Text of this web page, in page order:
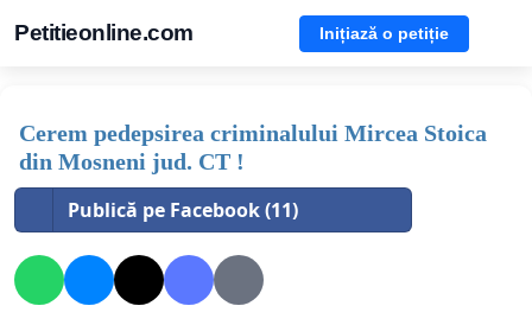
Petitieonline.com Inițiază o petiție
Cerem pedepsirea criminalului Mircea Stoica
din Mosneni jud. CT !
Publică pe Facebook (11)